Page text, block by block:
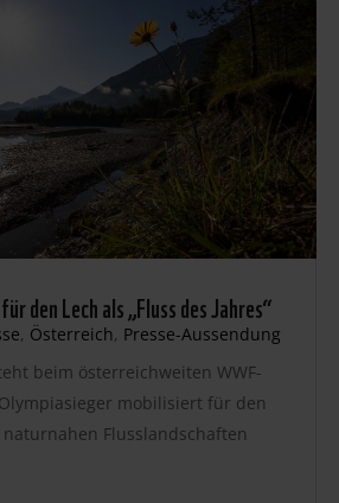
den Lech als „Fluss des Jahres“
, Österreich, Presse-Aussendung
beim österreichweiten WWF-
mobilisiert für den
Flusslandschaften